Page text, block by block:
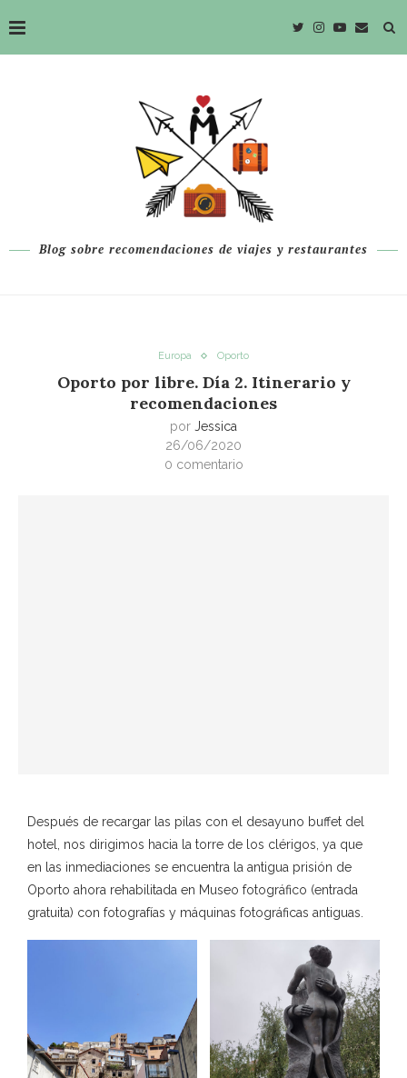
Blog sobre recomendaciones de viajes y restaurantes
Europa Oporto
Oporto por libre. Día 2. Itinerario y
recomendaciones
por Jessica
26/06/2020
0 comentario
Después de recargar las pilas con el desayuno buffet del
hotel, nos dirigimos hacia la torre de los clérigos, ya que
en las inmediaciones se encuentra la antigua prisión de
Oporto ahora rehabilitada en Museo fotográfico (entrada
gratuita) con fotografías y máquinas fotográficas antiguas.